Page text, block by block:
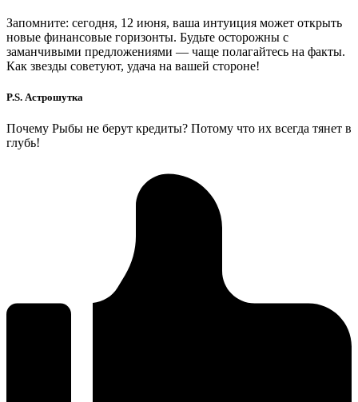
Запомните: сегодня, 12 июня, ваша интуиция может открыть
новые финансовые горизонты. Будьте осторожны с
заманчивыми предложениями — чаще полагайтесь на факты.
Как звезды советуют, удача на вашей стороне!
P.S. Астрошутка
Почему Рыбы не берут кредиты? Потому что их всегда тянет в
глубь!